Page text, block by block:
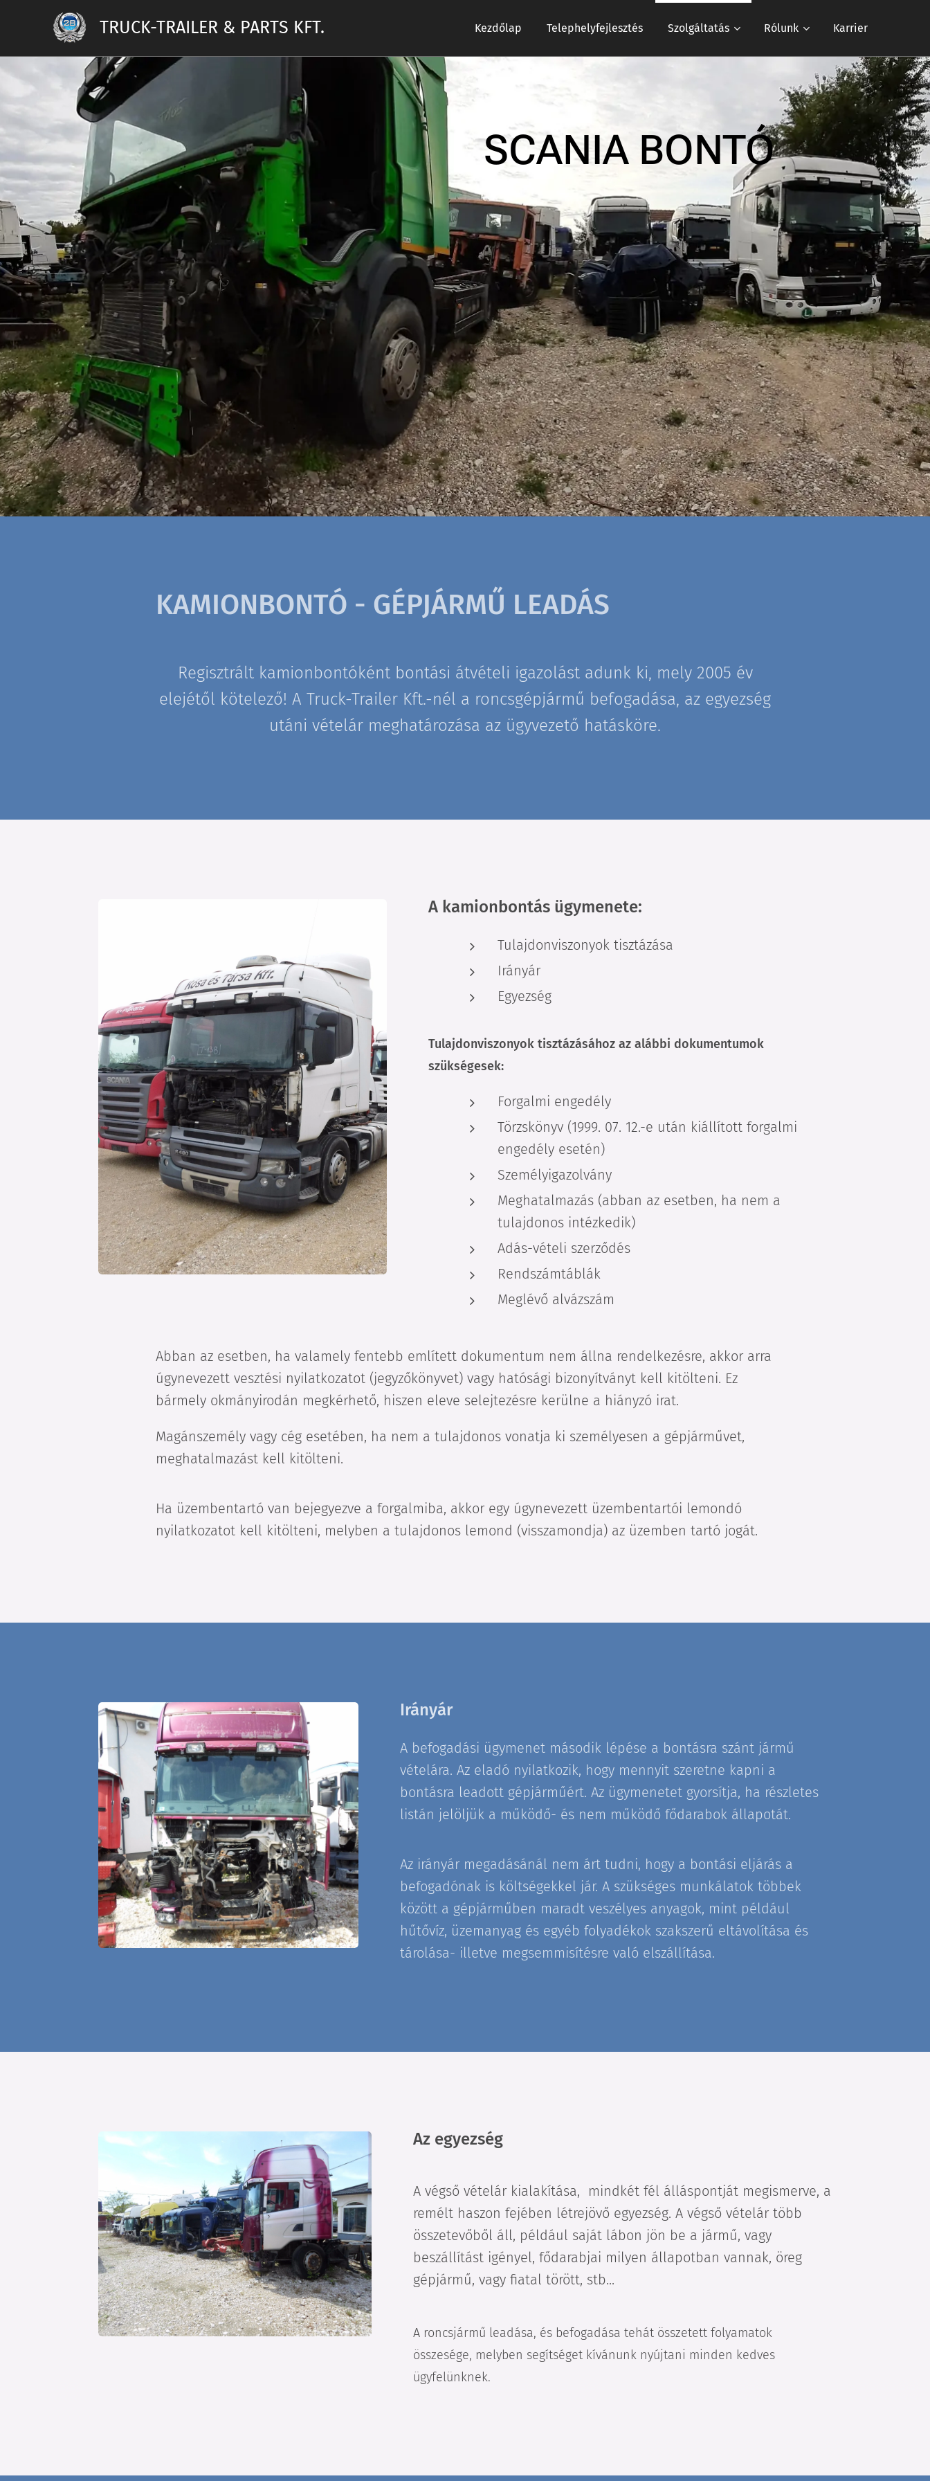
TRUCK-TRAILER & PARTS KFT. Kezdőlap Telephelyfejlesztés Szolgáltatás Rólunk Karrier
SCANIA BONTÓ
KAMIONBONTÓ - GÉPJÁRMŰ LEADÁS
Regisztrált kamionbontóként bontási átvételi igazolást adunk ki, mely 2005 év
elejétől kötelező! A Truck-Trailer Kft.-nél a roncsgépjármű befogadása, az egyezség
utáni vételár meghatározása az ügyvezető hatásköre.
A kamionbontás ügymenete:
Tulajdonviszonyok tisztázása
Irányár
Egyezség
Tulajdonviszonyok tisztázásához az alábbi dokumentumok
szükségesek:
Forgalmi engedély
Törzskönyv (1999. 07. 12.-e után kiállított forgalmi
engedély esetén)
Személyigazolvány
Meghatalmazás (abban az esetben, ha nem a
tulajdonos intézkedik)
Adás-vételi szerződés
Rendszámtáblák
Meglévő alvázszám
Abban az esetben, ha valamely fentebb említett dokumentum nem állna rendelkezésre, akkor arra
úgynevezett vesztési nyilatkozatot (jegyzőkönyvet) vagy hatósági bizonyítványt kell kitölteni. Ez
bármely okmányirodán megkérhető, hiszen eleve selejtezésre kerülne a hiányzó irat.
Magánszemély vagy cég esetében, ha nem a tulajdonos vonatja ki személyesen a gépjárművet,
meghatalmazást kell kitölteni.
Ha üzembentartó van bejegyezve a forgalmiba, akkor egy úgynevezett üzembentartói lemondó
nyilatkozatot kell kitölteni, melyben a tulajdonos lemond (visszamondja) az üzemben tartó jogát.
Irányár
A befogadási ügymenet második lépése a bontásra szánt jármű
vételára. Az eladó nyilatkozik, hogy mennyit szeretne kapni a
bontásra leadott gépjárműért. Az ügymenetet gyorsítja, ha részletes
listán jelöljük a működő- és nem működő fődarabok állapotát.
Az irányár megadásánál nem árt tudni, hogy a bontási eljárás a
befogadónak is költségekkel jár. A szükséges munkálatok többek
között a gépjárműben maradt veszélyes anyagok, mint például
hűtővíz, üzemanyag és egyéb folyadékok szakszerű eltávolítása és
tárolása- illetve megsemmisítésre való elszállítása.
Az egyezség
A végső vételár kialakítása, mindkét fél álláspontját megismerve, a
remélt haszon fejében létrejövő egyezség. A végső vételár több
összetevőből áll, például saját lábon jön be a jármű, vagy
beszállítást igényel, fődarabjai milyen állapotban vannak, öreg
gépjármű, vagy fiatal törött, stb...
A roncsjármű leadása, és befogadása tehát összetett folyamatok
összesége, melyben segítséget kívánunk nyújtani minden kedves
ügyfelünknek.